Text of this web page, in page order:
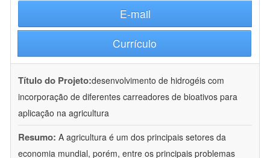
E-mail
Currículo
Título do Projeto:desenvolvimento de hidrogéis com
incorporação de diferentes carreadores de bioativos para
aplicação na agricultura
Resumo: A agricultura é um dos principais setores da
economia mundial, porém, entre os principais problemas